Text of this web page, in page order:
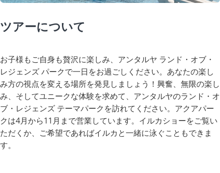
ツアーについて
お子様もご自身も贅沢に楽しみ、アンタルヤ ランド・オブ・
レジェンズ パークで一日をお過ごしください。あなたの楽し
み方の視点を変える場所を発見しましょう！興奮、無限の楽し
み、そしてユニークな体験を求めて、アンタルヤのランド・オ
ブ・レジェンズ テーマパークを訪れてください。アクアパー
クは4月から11月まで営業しています。イルカショーをご覧い
ただくか、ご希望であればイルカと一緒に泳ぐこともできま
す。